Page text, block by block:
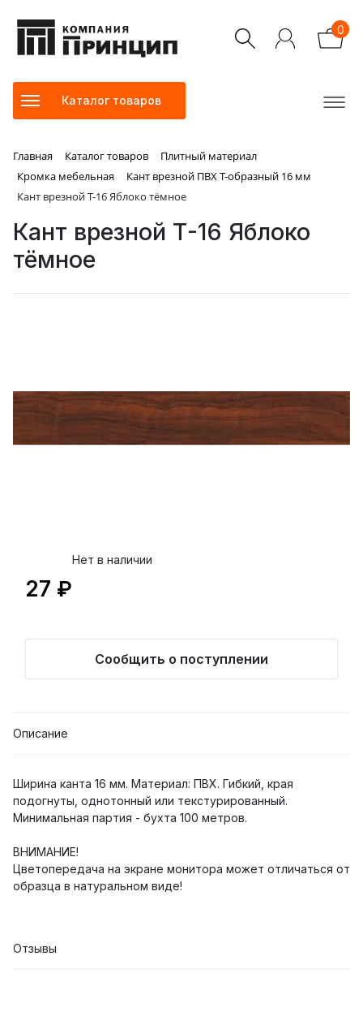
0
Каталог товаров
Главная Каталог товаров
Плитный материал
Кромка мебельная
Кант врезной ПВХ Т-образный 16 мм
Кант врезной Т-16 Яблоко тёмное
Кант врезной Т-16 Яблоко
тёмное
27 ₽
Нет в наличии
Сообщить о поступлении
Описание
Ширина канта 16 мм. Материал: ПВХ. Гибкий, края
подогнуты, однотонный или текстурированный.
Минимальная партия - бухта 100 метров.
ВНИМАНИЕ!
Цветопередача на экране монитора может отличаться от
образца в натуральном виде!
Отзывы